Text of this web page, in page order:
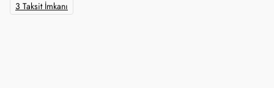
3 Taksit İmkanı